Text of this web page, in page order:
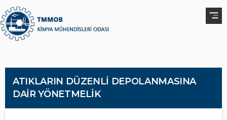
ATIKLARIN DÜZENLİ DEPOLANMASINA
DAİR YÖNETMELİK